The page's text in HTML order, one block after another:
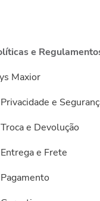
e
Maxior
e
e Devolução
e Frete